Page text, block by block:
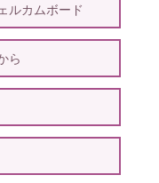
ルカムボード
ら